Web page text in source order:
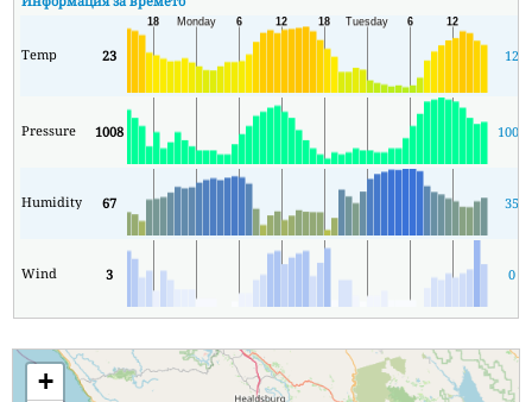
Temp 23 12
Pressure 1008 1006
Humidity 67 35
Wind 3 0
+